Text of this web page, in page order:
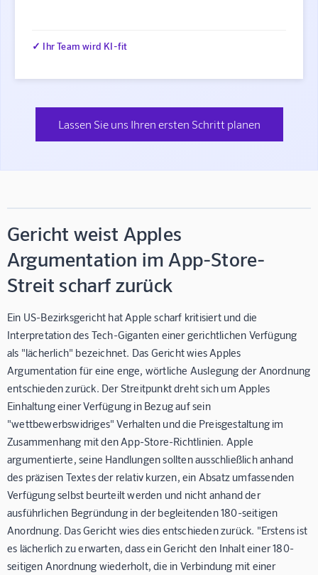
✓ Ihr Team wird KI-fit
Lassen Sie uns Ihren ersten Schritt planen
Gericht weist Apples
Argumentation im App-Store-
Streit scharf zurück
Ein US-Bezirksgericht hat Apple scharf kritisiert und die
Interpretation des Tech-Giganten einer gerichtlichen Verfügung
als "lächerlich" bezeichnet. Das Gericht wies Apples
Argumentation für eine enge, wörtliche Auslegung der Anordnung
entschieden zurück. Der Streitpunkt dreht sich um Apples
Einhaltung einer Verfügung in Bezug auf sein
"wettbewerbswidriges" Verhalten und die Preisgestaltung im
Zusammenhang mit den App-Store-Richtlinien. Apple
argumentierte, seine Handlungen sollten ausschließlich anhand
des präzisen Textes der relativ kurzen, ein Absatz umfassenden
Verfügung selbst beurteilt werden und nicht anhand der
ausführlichen Begründung in der begleitenden 180-seitigen
Anordnung. Das Gericht wies dies entschieden zurück. "Erstens ist
es lächerlich zu erwarten, dass ein Gericht den Inhalt einer 180-
seitigen Anordnung wiederholt, die in Verbindung mit einer